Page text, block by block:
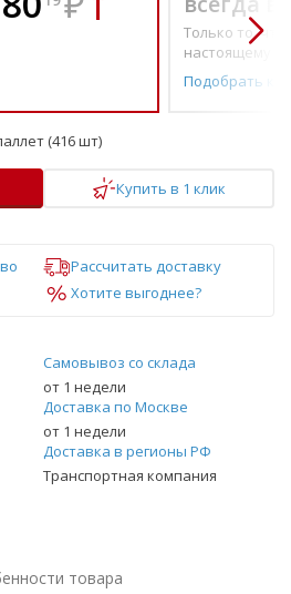
Только то, что
настоящему
Подобрать
(416 шт)
Купить в 1 клик
Рассчитать доставку
Хотите выгоднее?
Самовывоз со склада
от 1 недели
Доставка по Москве
от 1 недели
Доставка в регионы РФ
Транспортная компания
товара